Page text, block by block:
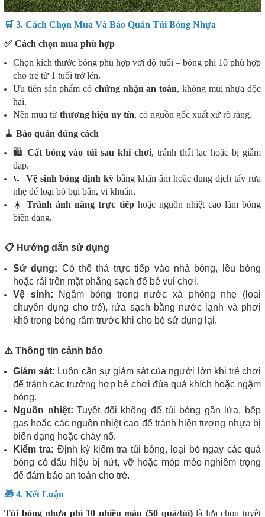
🛒 3. Cách Chọn Mua Và Bảo Quản Túi Bóng Nhựa
✅ Cách chọn mua phù hợp
Chọn kích thước bóng phù hợp với độ tuổi – bóng phi 10 phù hợp
cho trẻ từ 1 tuổi trở lên.
Ưu tiên sản phẩm có chứng nhận an toàn, không mùi nhựa độc
hại.
Nên mua từ thương hiệu uy tín, có nguồn gốc xuất xứ rõ ràng.
🧹 Bảo quản đúng cách
🛍 Cất bóng vào túi sau khi chơi, tránh thất lạc hoặc bị giẫm
đạp.
🧼 Vệ sinh bóng định kỳ bằng khăn ẩm hoặc dung dịch tẩy rửa
nhẹ để loại bỏ bụi bẩn, vi khuẩn.
☀️Tránh ánh nắng trực tiếphoặc nguồn nhiệt cao làm bóng
biến dạng.
📋 Hướng dẫn sử dụng
Sử dụng: Có thể thả trực tiếp vào nhà bóng, lều bóng
hoặc rải trên mặt phẳng sạch để bé vui chơi.
Vệ sinh: Ngâm bóng trong nước xà phòng nhẹ (loại
chuyên dụng cho trẻ), rửa sạch bằng nước lạnh và phơi
khô trong bóng râm trước khi cho bé sử dụng lại.
⚠️ Thông tin cảnh báo
Giám sát: Luôn cần sự giám sát của người lớn khi trẻ chơi
để tránh các trường hợp bé chơi đùa quá khích hoặc ngậm
bóng.
Nguồn nhiệt: Tuyệt đối không để túi bóng gần lửa, bếp
gas hoặc các nguồn nhiệt cao để tránh hiện tượng nhựa bị
biến dạng hoặc cháy nổ.
Kiểm tra: Định kỳ kiểm tra túi bóng, loại bỏ ngay các quả
bóng có dấu hiệu bị nứt, vỡ hoặc móp méo nghiêm trọng
để đảm bảo an toàn cho trẻ.
🎁 4. Kết Luận
Túi bóng nhựa phi 10 nhiều màu (50 quả/túi)là lựa chọn tuyệt